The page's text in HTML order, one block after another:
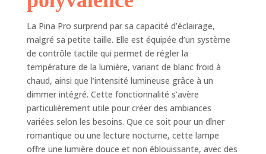
au système de
contrôle, la lampe
surveille et signale
l'autonomie
restante de la
batterie,
permettant
d'optimiser les
recharges et
garantissant une
La Pina Pro surprend par sa capacité d’éclairage,
malgré sa petite taille. Elle est équipée d’un système
de contrôle tactile qui permet de régler la
température de la lumière, variant de blanc froid à
chaud, ainsi que l’intensité lumineuse grâce à un
dimmer intégré. Cette fonctionnalité s’avère
particulièrement utile pour créer des ambiances
variées selon les besoins. Que ce soit pour un dîner
romantique ou une lecture nocturne, cette lampe
offre une lumière douce et non éblouissante, avec des